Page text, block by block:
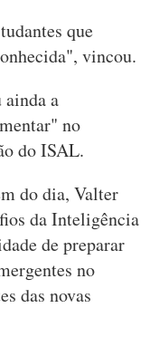
que
vincou.
ainda a
no
do ISAL.
do dia, Valter
da Inteligência
de preparar
no
das novas